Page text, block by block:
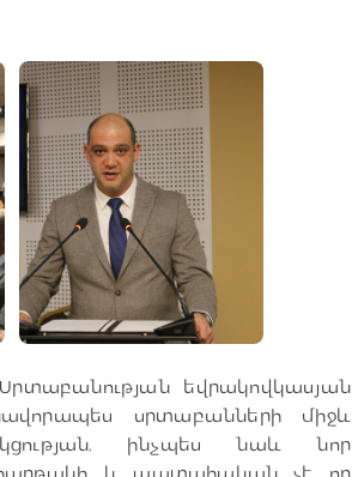
եվրակովկասյան
սրտաբանների միջև
ինչպես նաև նոր